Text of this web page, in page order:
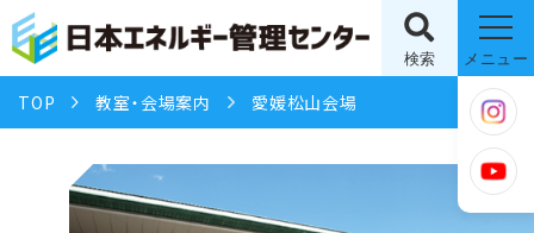
検索 メニュー
TOP 教室・会場案内 愛媛松山会場